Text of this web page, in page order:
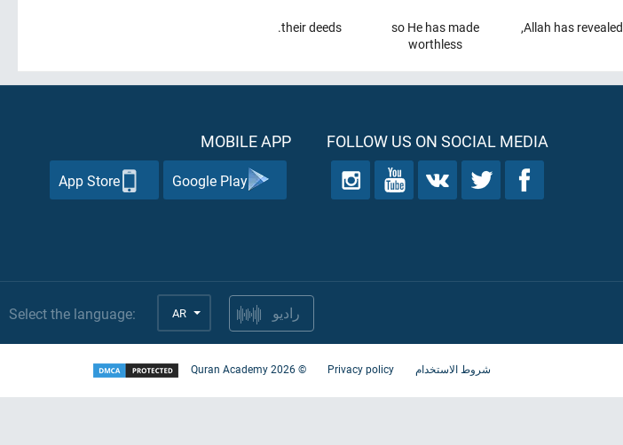
Allah has revealed,
so He has made
worthless
their deeds.
FOLLOW US ON SOCIAL MEDIA
MOBILE APP
Google Play
App Store
Select the language: AR راديو
شروط الاستخدام Privacy policy
©
2026